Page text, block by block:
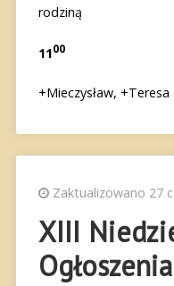
rodziną
1100
+Mieczysław,
Zaktualizowano 27
XIII
Ogłoszenia